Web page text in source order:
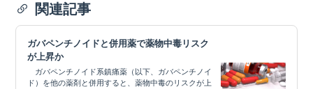
関連記事
ガバペンチノイドと併用薬で薬物中毒リスク
が上昇か
ガバペンチノイド系鎮痛薬（以下、ガバペンチノイ
ド）を他の薬剤と併用すると、薬物中毒のリスクが上